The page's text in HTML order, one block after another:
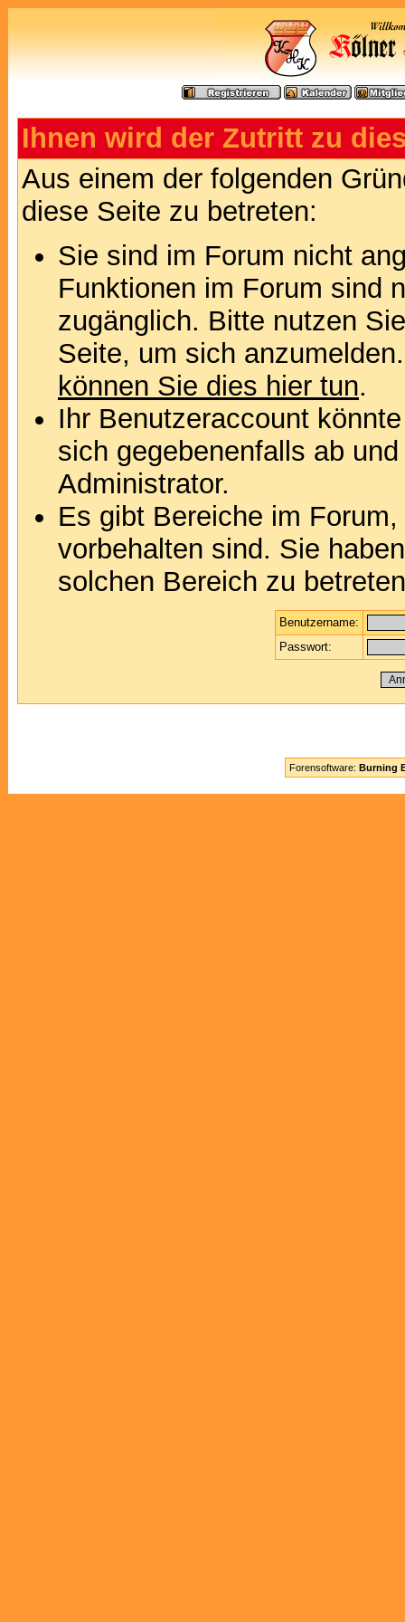
Ihnen wird der Zutritt zu
Aus einem der folgenden
diese Seite zu betreten:
Sie sind im Forum nicht
Funktionen im Forum sind
zugänglich. Bitte nutzen
Seite, um sich
können Sie dies hier tun.
Ihr Benutzeraccount
sich gegebenenfalls ab
Administrator.
Es gibt Bereiche im
vorbehalten sind. Sie
solchen Bereich zu
Benutzername:
Passwort:
Forensoftware: Burning